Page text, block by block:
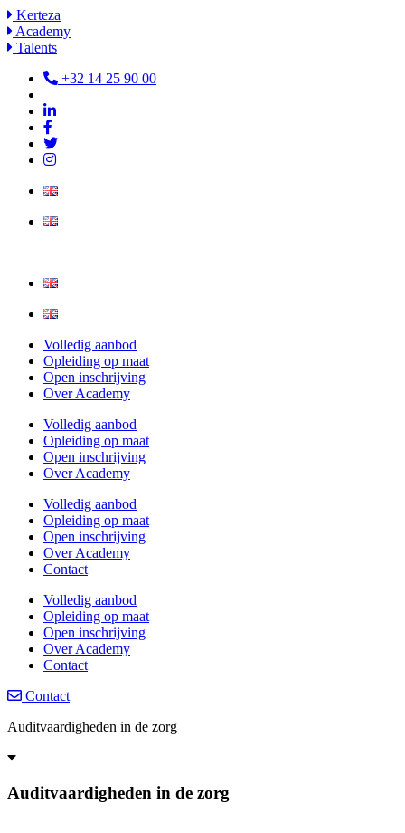
Ga
naar
de
Kerteza
Academy
Talents
+32 14 25 90 00
Volledig aanbod
Opleiding op maat
Open inschrijving
Over Academy
Volledig aanbod
Opleiding op maat
Open inschrijving
Over Academy
Volledig aanbod
Opleiding op maat
Open inschrijving
Over Academy
Contact
Volledig aanbod
Opleiding op maat
Open inschrijving
Over Academy
Contact
Contact
Auditvaardigheden in de zorg
Auditvaardigheden in de zorg